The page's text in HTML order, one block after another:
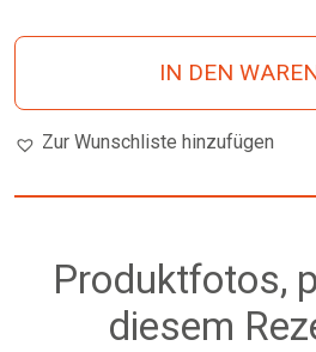
IN DEN
Zur Wunschliste hinzufügen
Produktfotos,
diesem